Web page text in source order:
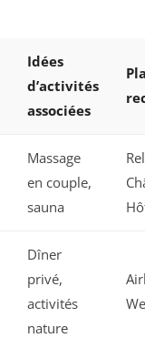
Idées
d’activités
associées
Massage
en couple,
sauna
Dîner
privé,
activités
nature